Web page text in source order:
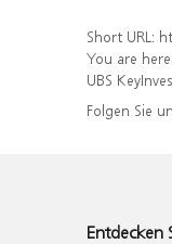
Short URL:
You are here:
UBS
Folgen Sie
Entdecken